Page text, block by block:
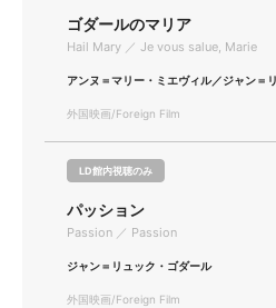
ゴダールのマリア
Hail Mary ／ Je vous salue, Marie
アンヌ＝マリー・ミエヴィル／ジャン＝
外国映画/Foreign Film
LD館内視聴のみ
パッション
Passion ／ Passion
ジャン＝リュック・ゴダール
外国映画/Foreign Film